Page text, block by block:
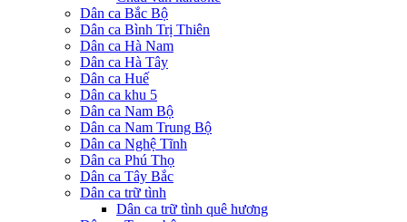
Dân ca Bắc Bộ
Dân ca Bình Trị Thiên
Dân ca Hà Nam
Dân ca Hà Tây
Dân ca Huế
Dân ca khu 5
Dân ca Nam Bộ
Dân ca Nam Trung Bộ
Dân ca Nghệ Tĩnh
Dân ca Phú Thọ
Dân ca Tây Bắc
Dân ca trữ tình
Dân ca trữ tình quê hương